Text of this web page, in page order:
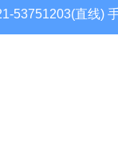
53751203(直线)